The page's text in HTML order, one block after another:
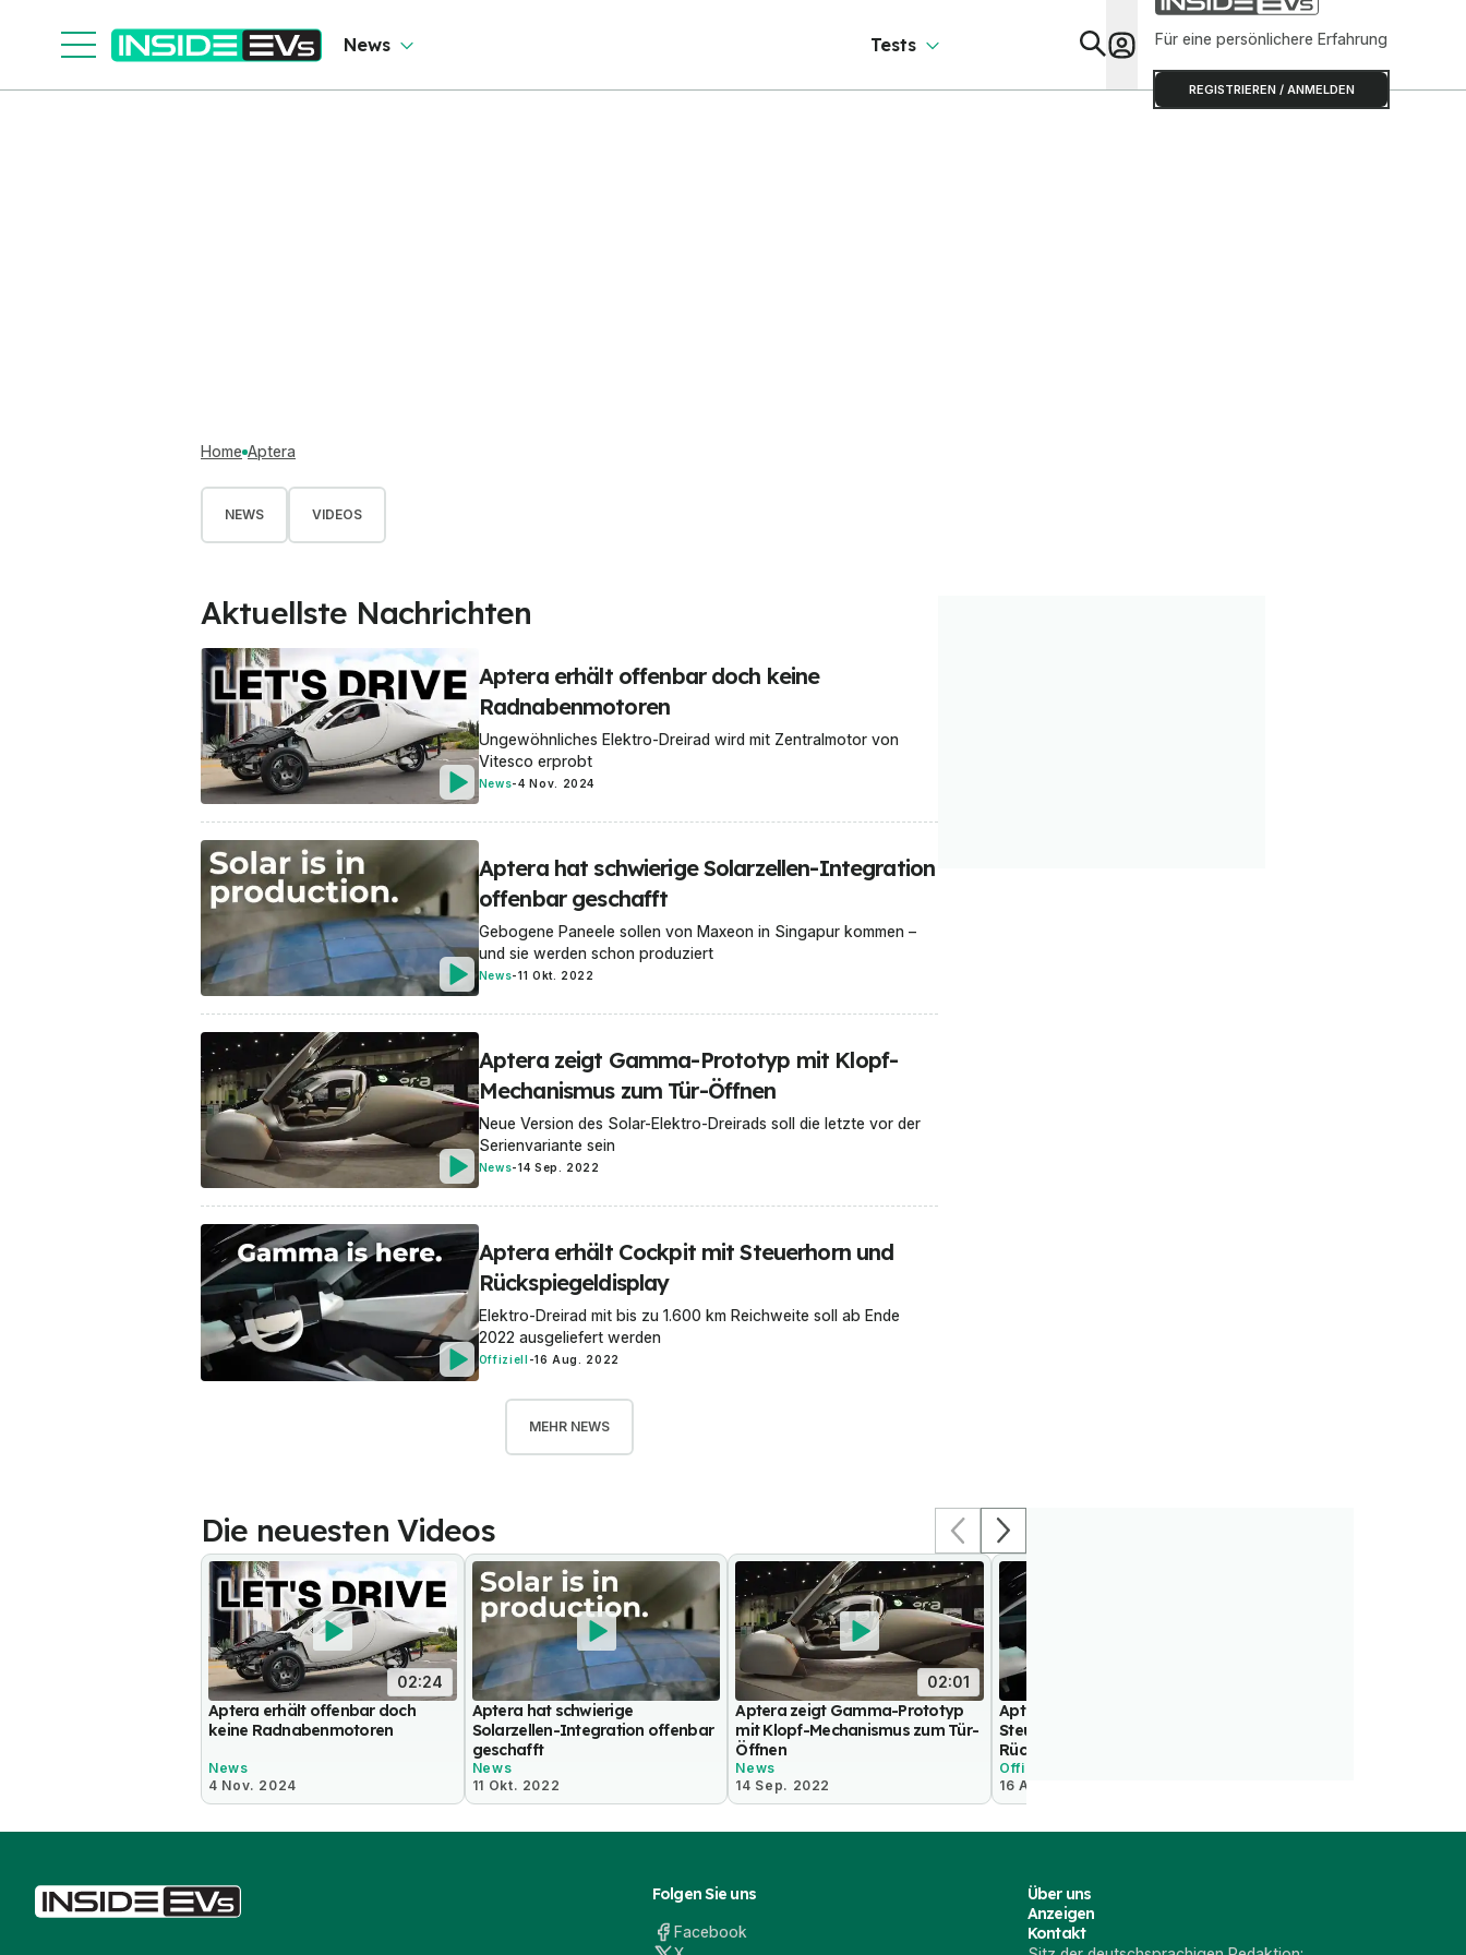
News Tests Für eine persönlichere Erfahrung
REGISTRIEREN / ANMELDEN
Home Aptera
NEWS VIDEOS
Aktuellste Nachrichten
Aptera erhält offenbar doch keine
Radnabenmotoren
Ungewöhnliches Elektro-Dreirad wird mit Zentralmotor von
Vitesco erprobt
News-4 Nov. 2024
Aptera hat schwierige Solarzellen-Integration
offenbar geschafft
Gebogene Paneele sollen von Maxeon in Singapur kommen –
und sie werden schon produziert
News-11 Okt. 2022
Aptera zeigt Gamma-Prototyp mit Klopf-
Mechanismus zum Tür-Öffnen
Neue Version des Solar-Elektro-Dreirads soll die letzte vor der
Serienvariante sein
News-14 Sep. 2022
Aptera erhält Cockpit mit Steuerhorn und
Rückspiegeldisplay
Elektro-Dreirad mit bis zu 1.600 km Reichweite soll ab Ende
2022 ausgeliefert werden
Offiziell -16 Aug. 2022
MEHR NEWS
Die neuesten Videos
02:24
Aptera erhält offenbar doch
keine Radnabenmotoren
News
4 Nov. 2024
Aptera hat schwierige
Solarzellen-Integration offenbar
geschafft
News
11 Okt. 2022
02:01
Aptera zeigt Gamma-Prototyp
mit Klopf-Mechanismus zum Tür-
Öffnen
News
14 Sep. 2022
Aptera erhält Cockpit mit
Steuerhorn und
Rückspiegeldisplay
Offiziell
16 Aug. 2022
Folgen Sie uns
Facebook
Über uns
Anzeigen
Kontakt